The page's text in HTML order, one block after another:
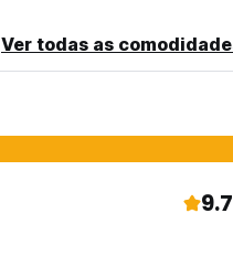
Ver todas as
9.7